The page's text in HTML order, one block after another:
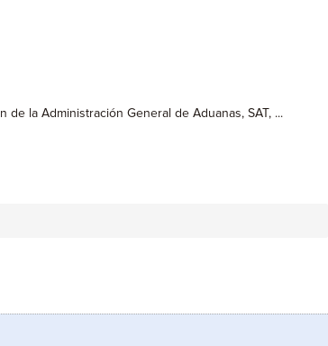
de la Administración General de Aduanas, SAT, ...